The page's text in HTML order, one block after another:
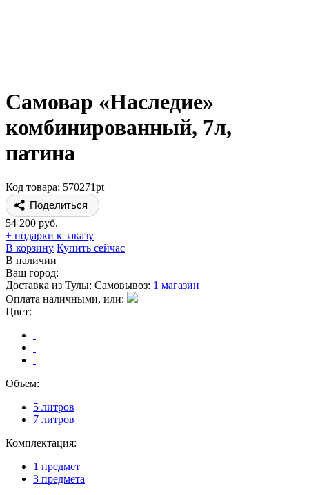
Самовар «Наследие»
комбинированный, 7л,
патина
Код товара: 570271pt
Поделиться
54 200 руб.
+ подарки к заказу
В корзину Купить сейчас
В наличии
Ваш город:
Доставка из Тулы: Самовывоз: 1 магазин
Оплата наличными, или:
Цвет:
Объем:
5 литров
7 литров
Комплектация:
1 предмет
3 предмета